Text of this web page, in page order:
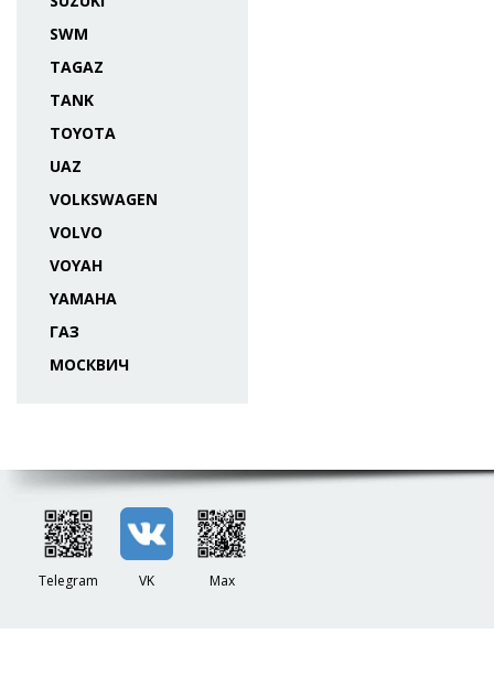
SWM
TAGAZ
TANK
TOYOTA
UAZ
VOLKSWAGEN
VOLVO
VOYAH
YAMAHA
ГАЗ
МОСКВИЧ
Telegram VK Max